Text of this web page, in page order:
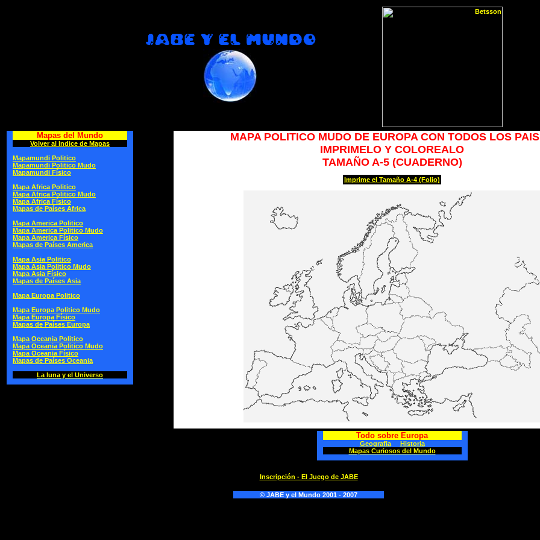
Mapas del Mundo
Volver al Indice de Mapas
Mapamundi Politico
Mapamundi Politico Mudo
Mapamundi Físico
Mapa Africa Politico
Mapa Africa Politico Mudo
Mapa Africa Físico
Mapas de Países Africa
Mapa America Politico
Mapa America Politico Mudo
Mapa America Físico
Mapas de Países America
Mapa Asia Politico
Mapa Asia Politico Mudo
Mapa Asia Físico
Mapas de Países Asia
Mapa Europa Politico
Mapa Europa Politico Mudo
Mapa Europa Físico
Mapas de Países Europa
Mapa Oceania Politico
Mapa Oceania Politico Mudo
Mapa Oceania Físico
Mapas de Países Oceania
La luna y el Universo
MAPA POLITICO MUDO DE EUROPA CON TODOS LOS
IMPRIMELO Y COLOREALO
TAMAÑO A-5 (CUADERNO)
Imprime el Tamaño A-4 (Folio)
Todo sobre Europa
Geografia
Historia
Mapas Curiosos del Mundo
Inscripción - El Juego de JABE
© JABE y el Mundo 2001 - 2007